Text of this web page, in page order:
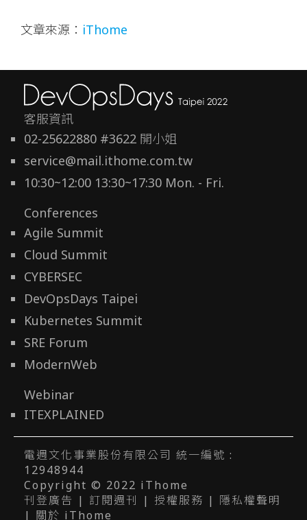
文章來源： iThome
客服資訊
02-25622880 #3622 開小姐
service@mail.ithome.com.tw
10:30~12:00 13:30~17:30 Mon. - Fri.
Conferences
Agile Summit
Cloud Summit
CYBERSEC
DevOpsDays Taipei
Kubernetes Summit
SRE Forum
ModernWeb
Webinar
ITEXPLAINED
電週文化事業股份有限公司 統一編號 :
12948944
Copyright © 2022 iThome
刊登廣告 | 訂閱週刊 | 授權服務 | 隱私權聲明
| 關於 iThome